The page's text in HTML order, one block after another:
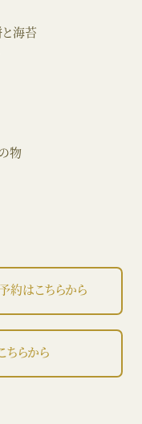
海苔
物
約はこちらから
ちらから